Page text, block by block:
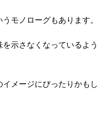
モノローグもあります。
示さなくなっているよう
メージにぴったりかもし